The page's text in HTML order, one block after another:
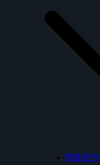
明鏡/配件